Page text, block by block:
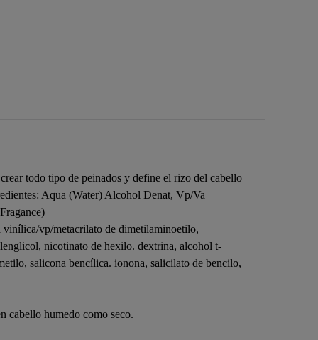
todo tipo de peinados y define el rizo del cabello
Aqua (Water) Alcohol Denat, Vp/Va
vp/metacrilato de dimetilaminoetilo,
nicotinato de hexilo. dextrina, alcohol t-
salicona bencílica. ionona, salicilato de bencilo,
cabello humedo como seco.